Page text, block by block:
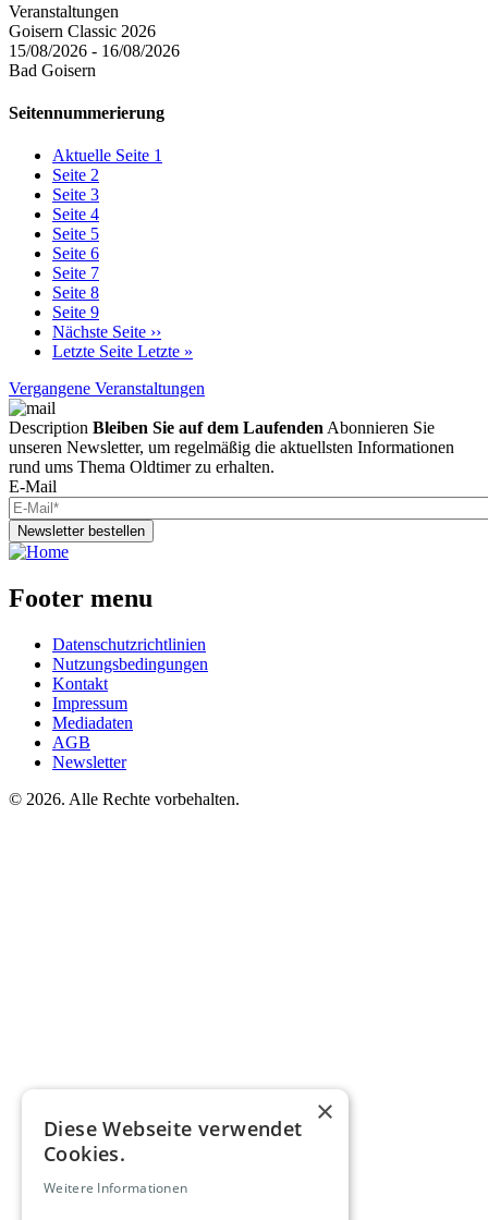
Veranstaltungen
Goisern Classic 2026
15/08/2026 - 16/08/2026
Bad Goisern
Seitennummerierung
Aktuelle Seite 1
Seite 2
Seite 3
Seite 4
Seite 5
Seite 6
Seite 7
Seite 8
Seite 9
Nächste Seite ››
Letzte Seite Letzte »
Vergangene Veranstaltungen
Description Bleiben Sie auf dem Laufenden Abonnieren Sie
unseren Newsletter, um regelmäßig die aktuellsten Informationen
rund ums Thema Oldtimer zu erhalten.
E-Mail
Newsletter bestellen
Footer menu
Datenschutzrichtlinien
Nutzungsbedingungen
Kontakt
Impressum
Mediadaten
AGB
Newsletter
© 2026. Alle Rechte vorbehalten.
×
Diese Webseite verwendet
Cookies.
Weitere Informationen